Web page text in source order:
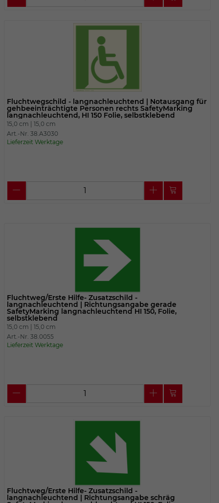
Fluchtwegschild - langnachleuchtend | Notausgang für
gehbeeinträchtigte Personen rechts SafetyMarking
langnachleuchtend, HI 150 Folie, selbstklebend
15,0 cm | 15,0 cm
Art.-Nr. 38.A3030
Lieferzeit Werktage
Fluchtweg/Erste Hilfe- Zusatzschild -
langnachleuchtend | Richtungsangabe gerade
SafetyMarking langnachleuchtend HI 150, Folie,
selbstklebend
15,0 cm | 15,0 cm
Art.-Nr. 38.0055
Lieferzeit Werktage
Fluchtweg/Erste Hilfe- Zusatzschild -
langnachleuchtend | Richtungsangabe schräg